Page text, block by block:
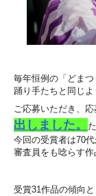
毎年恒例の「どまつ
踊り手たちと同じ
ご応募いただき、
出しました。
今回の受賞者は70
審査員をも唸らす作
受賞31作品の傾向